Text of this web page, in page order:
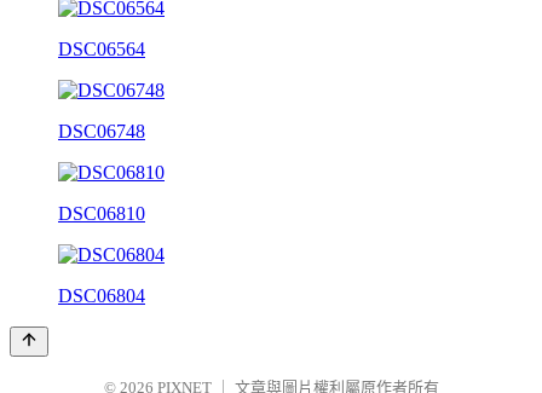
DSC06564
DSC06748
DSC06810
DSC06804
© 2026 PIXNET 文章與圖片權利屬原作者所有